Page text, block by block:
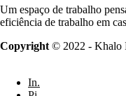
Um espaço de trabalho
eficiência de trabalho em
Copyright © 2022 - Khalo
In.